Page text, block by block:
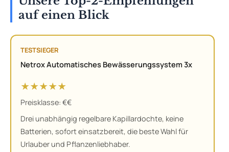
auf einen Blick
TESTSIEGER
Netrox Automatisches Bewässerungssystem 3x
★★★★★
Preisklasse: €€
Drei unabhängig regelbare Kapillardochte, keine
Batterien, sofort einsatzbereit, die beste Wahl für
Urlauber und Pflanzenliebhaber.